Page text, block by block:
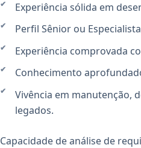
Experiência sólida em
Perfil Sênior ou
Experiência comprovada
Conhecimento
Vivência em manutenção,
legados.
Capacidade de análise de